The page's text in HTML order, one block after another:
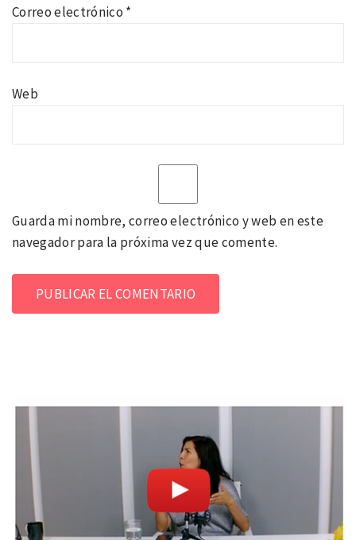
Correo electrónico *
Web
Guarda mi nombre, correo electrónico y web en este
navegador para la próxima vez que comente.